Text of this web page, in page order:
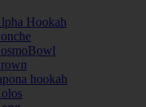
Hookah
hookah